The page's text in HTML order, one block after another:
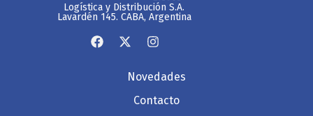
Logística y Distribución S.A.
Lavardén 145. CABA, Argentina
Novedades
Contacto